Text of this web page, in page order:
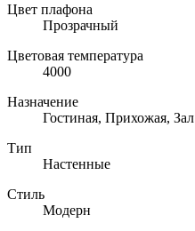
Цвет плафона
Прозрачный
Цветовая температура
4000
Назначение
Гостиная, Прихожая, Зал
Тип
Настенные
Стиль
Модерн